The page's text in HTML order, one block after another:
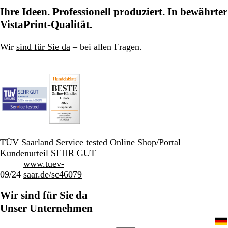
Seite
Seite
Seite
Ihre Ideen. Professionell produziert. In bewährter
VistaPrint-Qualität.
Wir sind für Sie da – bei allen Fragen.
TÜV Saarland Service tested Online Shop/Portal
Kundenurteil SEHR GUT
09/24
www.tuev-
saar.de/sc46079
Wir sind für Sie da
Unser Unternehmen